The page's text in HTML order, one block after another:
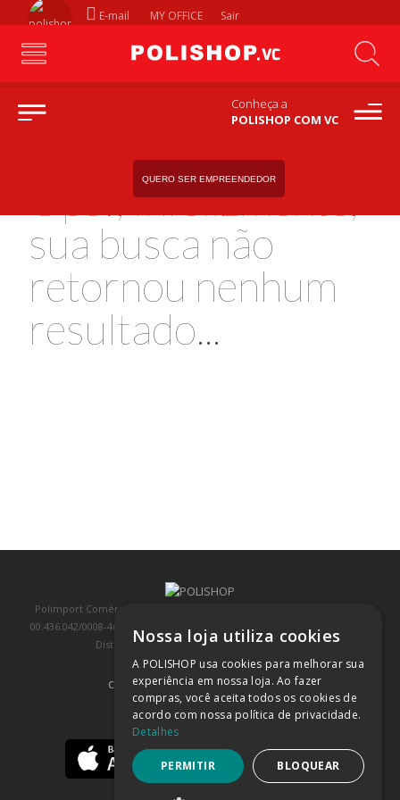
E-mail MY OFFICE Sair
Conheça a
POLISHOP COM VC
QUERO SER EMPREENDEDOR
Ops!, Infelizmente,
sua busca não
retornou nenhum
resultado...
Polimport Comércio e Exportação LTDA, inscrita no CNPJ/MF sob o nº
00.436.042/0008-46, IE 407.458.707.103, com sede na Rua Kanebo, nº 175,
Distrito Industrial, Jundiaí/SP, CEP: 13213-090
COMPRA 100% SEGURA (SAIBA MAIS)
BAIXE NOSSO APP
Nossa loja utiliza cookies
A POLISHOP usa cookies para melhorar sua
experiência em nossa loja. Ao fazer
compras, você aceita todos os cookies de
acordo com nossa política de privacidade.
Detalhes
PERMITIR BLOQUEAR